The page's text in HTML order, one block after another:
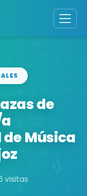
de
Música
visitas